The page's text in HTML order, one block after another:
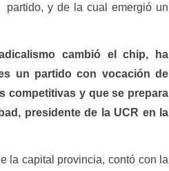
y de la cual emergió un
cambió el chip, ha
un partido con vocación de
competitivas y que se prepara
presidente de la UCR en la
la capital provincia, contó con la